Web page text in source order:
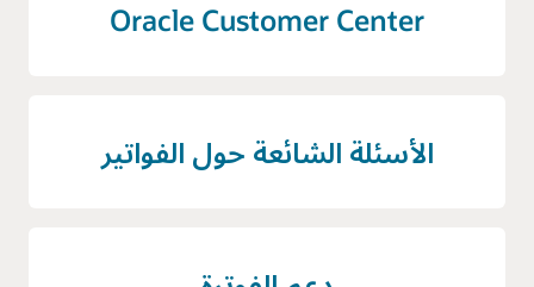
Oracle Customer Center
الأسئلة الشائعة حول الفواتير